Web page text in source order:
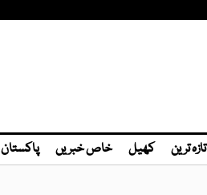
تازہ ترین کھیل خاص خبریں پاکستان